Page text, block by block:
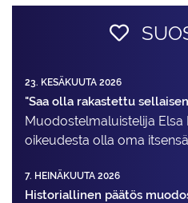
23. KESÄKUUTA 2026
"Saa olla rakastettu
Muodostelma­luistelija Elsa
oikeudesta olla oma itsensä
7. HEINÄKUUTA 2026
Historiallinen päätös